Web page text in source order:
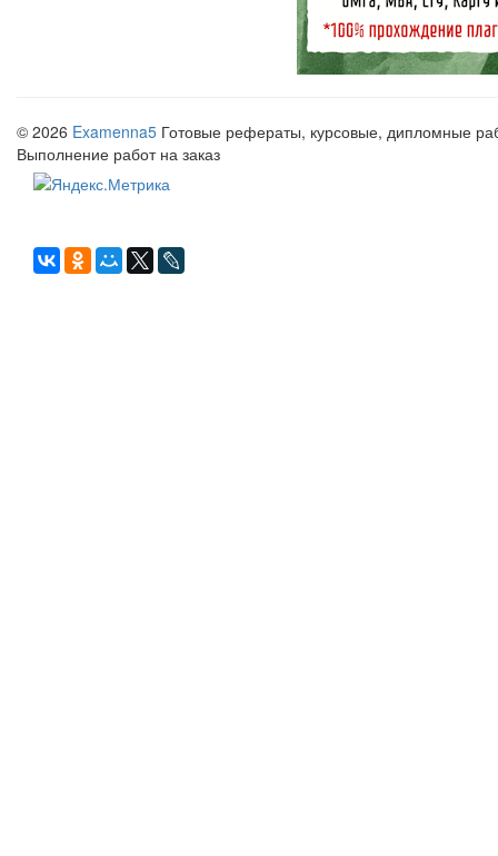
© 2026 Examenna5 Готовые рефераты, курсовые, дипломные
Выполнение работ на заказ